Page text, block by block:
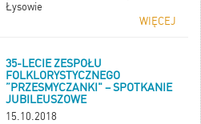
Łysowie
WIĘCEJ
35-LECIE ZESPOŁU
FOLKLORYSTYCZNEGO
”PRZESMYCZANKI" – SPOTKANIE
JUBILEUSZOWE
15.10.2018